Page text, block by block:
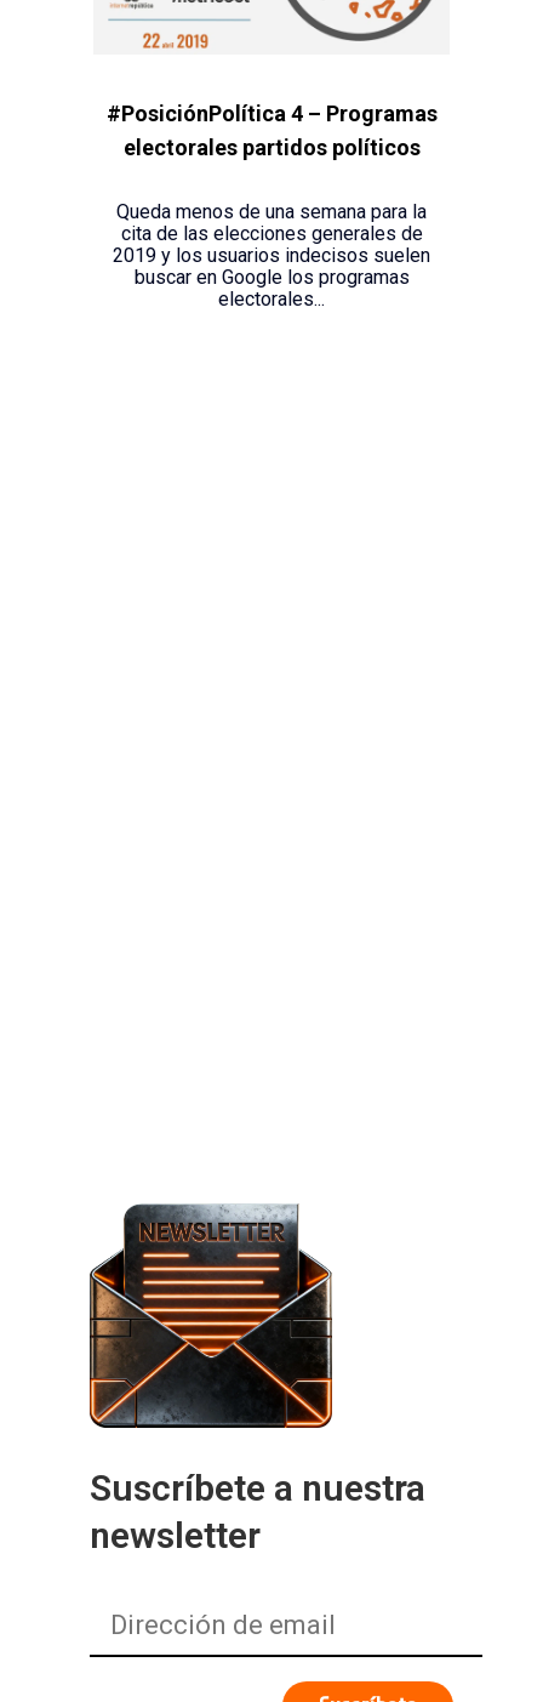
#PosiciónPolítica 4 – Programas
electorales partidos políticos
Queda menos de una semana para la
cita de las elecciones generales de
2019 y los usuarios indecisos suelen
buscar en Google los programas
electorales...
Suscríbete a nuestra
newsletter